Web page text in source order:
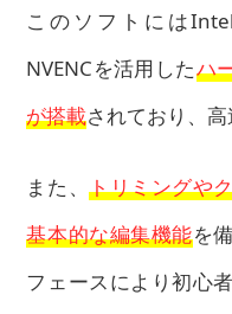
このソフトには
NVENCを活用したハ
が搭載されており、高
また、トリミングや
基本的な編集機能を
フェースにより初心